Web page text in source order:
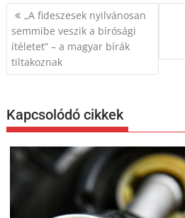
Bejegyzés
navigáció
„A fideszesek nyilvánosan
semmibe veszik a bírósági
ítéletet” – a magyar bírák
tiltakoznak
Kapcsolódó cikkek